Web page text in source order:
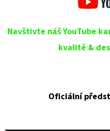
Navštivte náš YouTube
kvalitě &
Oficiální